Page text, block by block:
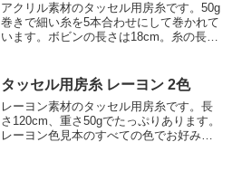
アクリル素材のタッセル用房糸です。50g
巻きで細い糸を5本合わせにして巻かれて
います。ボビンの長さは18cm。糸の長さ
房紐.comのすべての色(単色)で1巻から...
タッセル用房糸 レーヨン 2色
レーヨン素材のタッセル用房糸です。長
さ120cm、重さ50gでたっぷりあります。
レーヨン色見本のすべての色でお好みの2